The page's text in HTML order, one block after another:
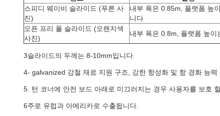
스피디 웨이비 슬라이드 (푸른 사
진)
내부 폭은 0.85m, 플랫폼 높
니다
오픈 프리 폴 슬라이드 (오렌지색
사진)
내부 폭은 0.8m, 플랫폼 높이
3슬라이드의 두께는 8-10mm입니다.
4- galvanized 강철 재료 지원 구조, 강한 항성화 및 항 경화 능력
5. 턴 코너에 안전 보드 아래로 미끄러지는 경우 사용자를 보호
6주로 유럽과 아메리카로 수출됩니다.